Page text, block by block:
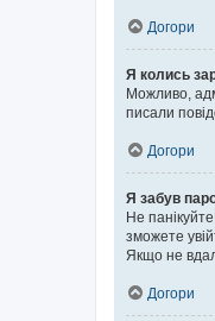
Догори
Я колись
Можливо,
писали
Догори
Я забув
Не
зможете
Якщо не
Догори